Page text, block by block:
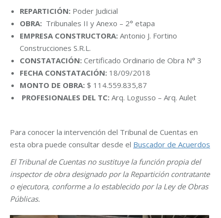
REPARTICIÓN: Poder Judicial
OBRA: Tribunales II y Anexo – 2° etapa
EMPRESA CONSTRUCTORA: Antonio J. Fortino
Construcciones S.R.L.
CONSTATACIÓN: Certificado Ordinario de Obra N° 3
FECHA CONSTATACIÓN: 18/09/2018
MONTO DE OBRA: $ 114.559.835,87
PROFESIONALES DEL TC: Arq. Logusso – Arq. Aulet
Para conocer la intervención del Tribunal de Cuentas en
esta obra puede consultar desde el Buscador de Acuerdos
El Tribunal de Cuentas no sustituye la función propia del
inspector de obra designado por la Repartición contratante
o ejecutora, conforme a lo establecido por la Ley de Obras
Públicas.